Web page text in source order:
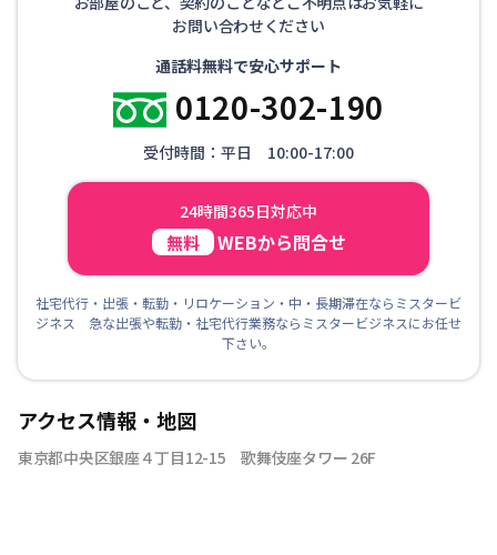
お問い合わせください
通話料無料で安心サポート
0120-302-190
受付時間：平日 10:00-17:00
24時間365日対応中
無料 WEBから問合せ
社宅代行・出張・転勤・リロケーション・中・長期滞在ならミスタービ
ジネス 急な出張や転勤・社宅代行業務ならミスタービジネスにお任せ
下さい。
アクセス情報・地図
東京都中央区銀座４丁目12-15 歌舞伎座タワー 26F